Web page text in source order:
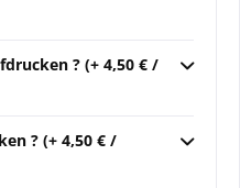
? (+ 4,50 € /
? (+ 4,50 € /